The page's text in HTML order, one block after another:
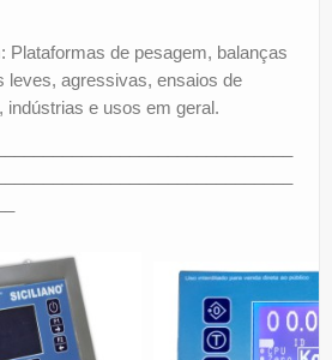
Plataformas de pesagem, balanças
leves, agressivas, ensaios de
e usos em geral.